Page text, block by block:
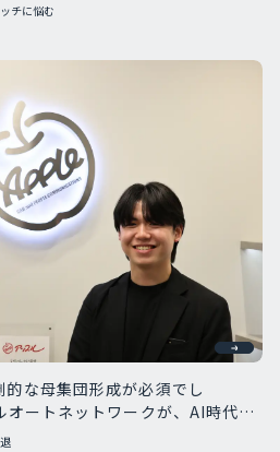
チに悩む
的な母集団形成が必須でし
オートネットワークが、AI時代に
当の理由